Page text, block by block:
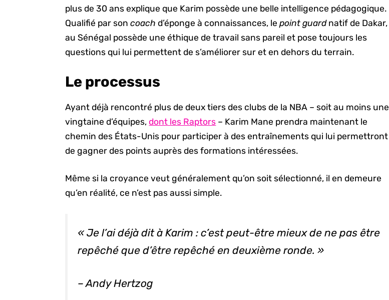
plus de 30 ans explique que Karim possède une belle intelligence pédagogique.
Qualifié par soncoach d’éponge à connaissances, lepoint guardnatif de Dakar,
au Sénégal possède une éthique de travail sans pareil et pose toujours les
questions qui lui permettent de s’améliorer sur et en dehors du terrain.
Le processus
Ayant déjà rencontré plus de deux tiers des clubs de la NBA – soit au moins une
vingtaine d’équipes,dont les Raptors – Karim Mane prendra maintenant le
chemin des États-Unis pour participer à des entraînements qui lui permettront
de gagner des points auprès des formations intéressées.
Même si la croyance veut généralement qu’on soit sélectionné, il en demeure
qu’en réalité, ce n’est pas aussi simple.
« Je l’ai déjà dit à Karim : c’est peut-être mieux de ne pas être
repêché que d’être repêché en deuxième ronde. »
– Andy Hertzog